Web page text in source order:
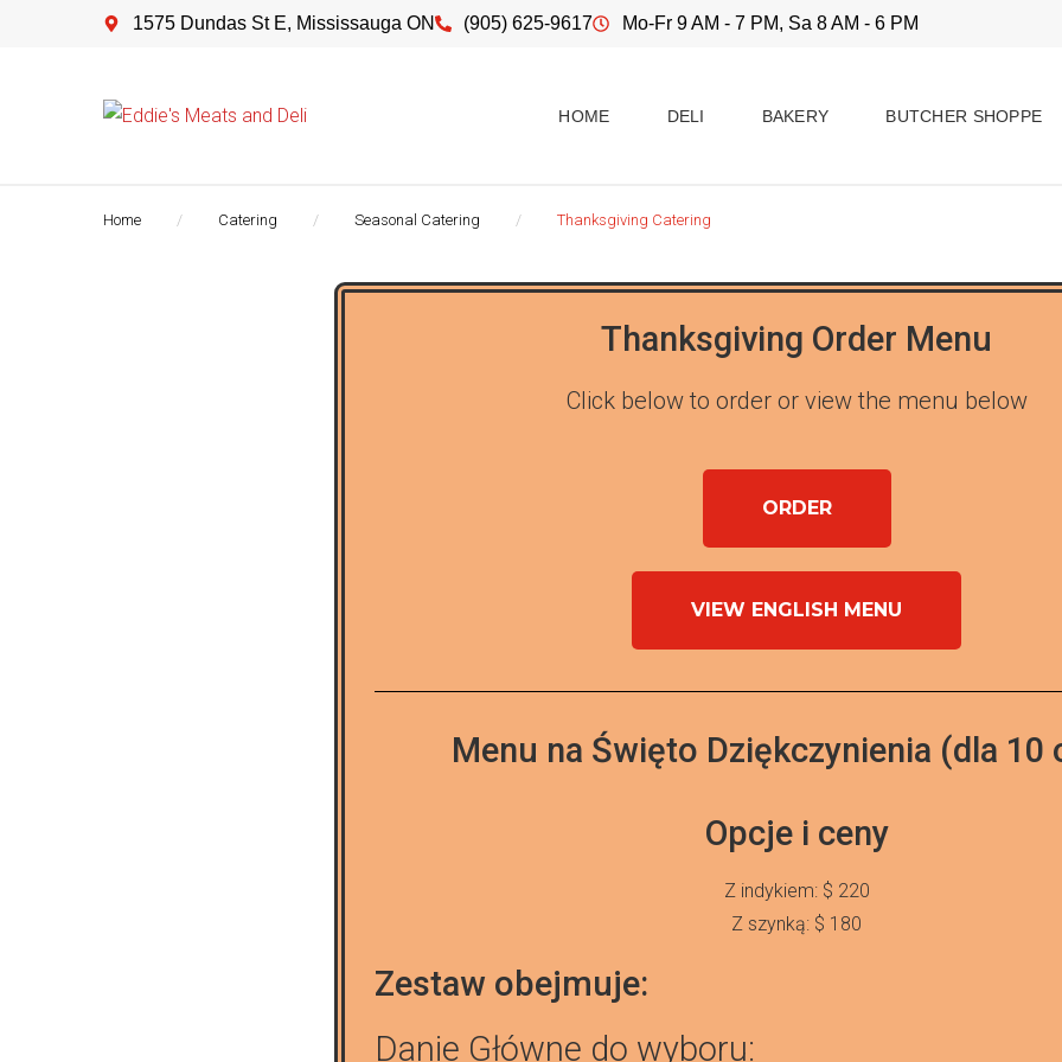
1575 Dundas St E, Mississauga ON (905) 625-9617 Mo-Fr 9 AM - 7 PM, Sa 8 AM - 6 PM
HOME DELI BAKERY BUTCHER SHOPPE
Home / Catering / Seasonal Catering / Thanksgiving Catering
Thanksgiving Order Menu
Click below to order or view the menu below
ORDER
VIEW ENGLISH MENU
Menu na Święto Dziękczynienia (dla 10
Opcje i ceny
Z indykiem: $ 220
Z szynką: $ 180
Zestaw obejmuje:
Danie Główne do wyboru: